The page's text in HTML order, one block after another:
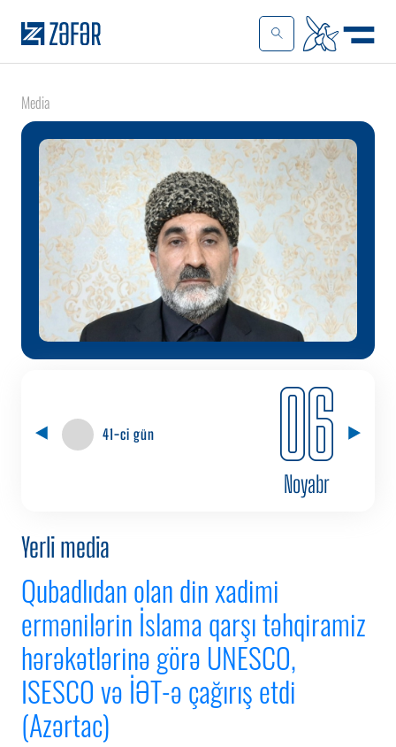
Media
41-ci gün 06
Noyabr
Yerli media
Qubadlıdan olan din xadimi
ermənilərin İslama qarşı təhqiramiz
hərəkətlərinə görə UNESCO,
ISESCO və İƏT-ə çağırış etdi
(Azərtac)